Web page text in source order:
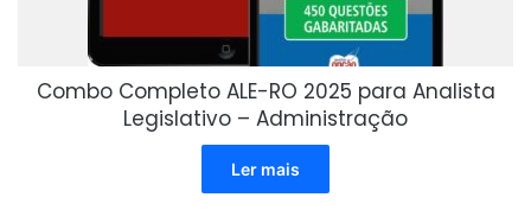
Combo Completo ALE-RO 2025 para Analista
Legislativo – Administração
Ler mais